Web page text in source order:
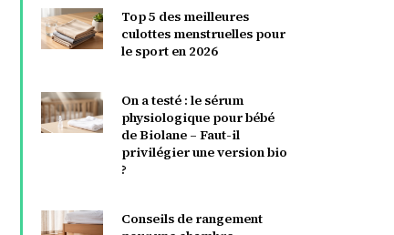
Top 5 des meilleures
culottes menstruelles pour
le sport en 2026
On a testé : le sérum
physiologique pour bébé
de Biolane – Faut-il
privilégier une version bio
?
Conseils de rangement